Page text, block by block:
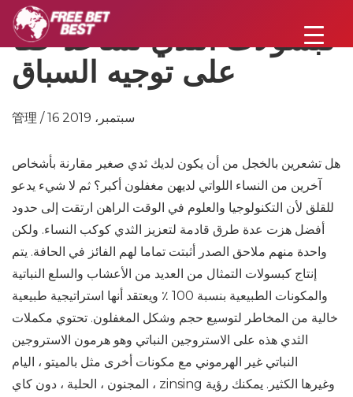
كبسولات الثدي تساعد حقا
على توجيه السباق
管理 / 16 سبتمبر، 2019
هل تشعرين بالخجل من أن يكون لديك ثدي صغير مقارنة بأشخاص
آخرين من النساء اللواتي لديهن مغفلون أكبر؟ ثم لا شيء يدعو
للقلق لأن التكنولوجيا والعلوم في الوقت الراهن ارتقت إلى حدود
أفضل هزت عدة طرق قادمة لتعزيز الثدي كوكب النساء. ولكن
واحدة منهم ملاحق الصدر أثبتت تماما لهم الفائز في الحافة. يتم
إنتاج كبسولات التمثال من العديد من الأعشاب والسلع النباتية
والمكونات الطبيعية بنسبة 100 ٪ ويعتقد أنها استراتيجية طبيعية
خالية من المخاطر لتوسيع حجم وشكل المغفلون. تحتوي مكملات
الثدي هذه على الاستروجين النباتي وهو هرمون الاستروجين
النباتي غير الهرموني مع مكونات أخرى مثل بالميتو ، اليام
المجنون ، الحلبة ، دون كاي ، zinsing وغيرها الكثير. يمكنك رؤية